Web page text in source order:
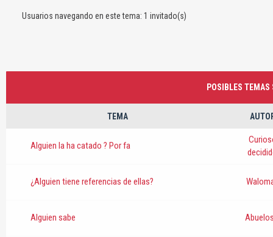
Usuarios navegando en este tema: 1 invitado(s)
POSIBLES
TEMA
Alguien la ha catado ? Por fa
¿Alguien tiene referencias de ellas?
Alguien sabe